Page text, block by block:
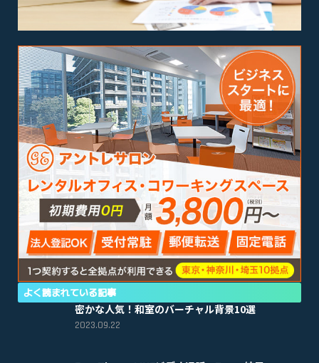
よく読まれている記事
密かな人気！和室のバーチャル背景10選
2023.09.22